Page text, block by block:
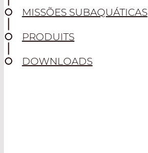
MISSÕES SUBAQUÁTICAS
PRODUITS
DOWNLOADS